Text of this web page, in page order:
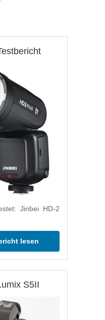
Jinbei HD-2
lesen
S5II